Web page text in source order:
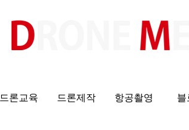
드론교육 드론제작 항공촬영 블